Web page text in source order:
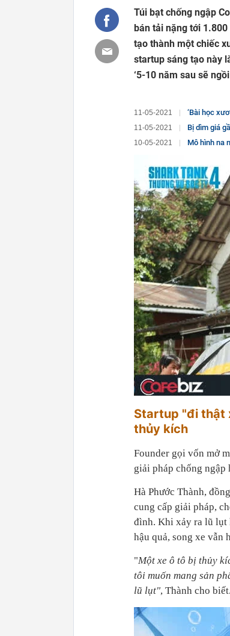
Túi bạt chống ngập
bán tải nặng tới
tạo thành một chiếc
startup sáng tạo này
‘5-10 năm sau sẽ
11-05-2021 ‘Bài học xương máu’
11-05-2021 Bị dìm giá gần
10-05-2021 Mô hình na ná
Startup "đi thật
thủy kích
Founder gọi vốn mở
giải pháp chống ngập
Hà Phước Thành,
cung cấp giải pháp,
đình. Khi xảy ra lũ lụt
hậu quả, song xe vẫn
"Một xe ô tô bị thủy
tôi muốn mang sản
lũ lụt", Thành cho biết.